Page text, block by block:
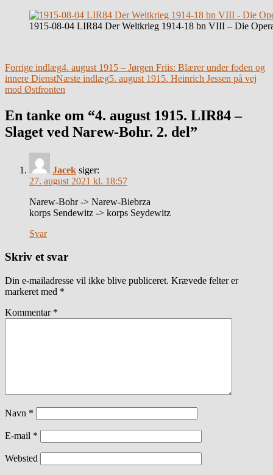
1915-08-04 LIR84 Der Weltkrieg 1914-18 bn VIII – Die
Indlægsnavigation
Forrige indlæg4. august 1915 – Jørgen Friis: Blærer under foden og
innere DienstNæste indlæg5. august 1915. Heinrich Jessen på vej
mod Østfronten
En tanke om “4. august 1915. LIR84 –
Slaget ved Narew-Bohr. 2. del”
Jacek siger:
27. august 2021 kl. 18:57
Narew-Bohr -> Narew-Biebrza
korps Sendewitz -> korps Seydewitz
Svar
Skriv et svar
Din e-mailadresse vil ikke blive publiceret. Krævede felter er
markeret med *
Kommentar *
Navn *
E-mail *
Websted